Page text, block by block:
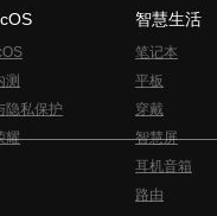
测
隐私保护
耀
智慧生活
笔记本
平板
穿戴
智慧屏
耳机音箱
路由